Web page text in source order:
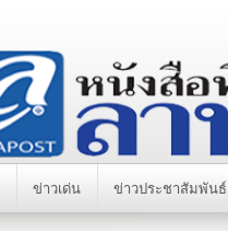
ข่าวเด่น ข่าวประชาสัมพันธ์